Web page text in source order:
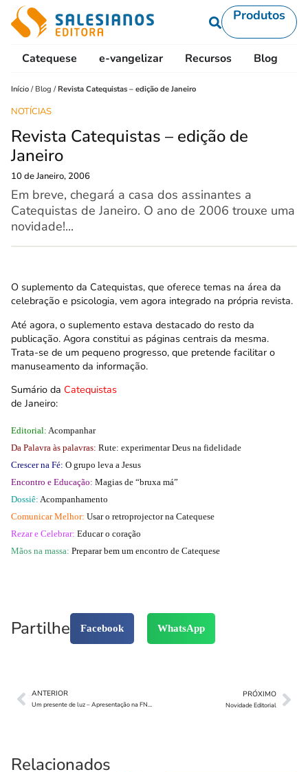
Produtos
Catequese e-vangelizar Recursos Blog
Início / Blog /Revista Catequistas – edição de Janeiro
NOTÍCIAS
Revista Catequistas – edição de
Janeiro
10 de Janeiro, 2006
Em breve, chegará a casa dos assinantes a
Catequistas de Janeiro. O ano de 2006 trouxe uma
novidade!...
O suplemento da Catequistas, que oferece temas na área da
celebração e psicologia, vem agora integrado na própria revista.
Até agora, o suplemento estava destacado do resto da
publicação. Agora constitui as páginas centrais da mesma.
Trata-se de um pequeno progresso, que pretende facilitar o
manuseamento da informação.
Sumário da Catequistas
de Janeiro:
Editorial: Acompanhar
Da Palavra às palavras: Rute: experimentar Deus na fidelidade
Crescer na Fé: O grupo leva a Jesus
Encontro e Educação: Magias de “bruxa má”
Dossiê: Acompanhamento
Comunicar Melhor: Usar o retroprojector na Catequese
Rezar e Celebrar: Educar o coração
Mãos na massa: Preparar bem um encontro de Catequese
Partilhe Facebook WhatsApp
ANTERIOR
Um presente de luz – Apresentação na FNAC
PRÓXIMO
Novidade Editorial
Relacionados